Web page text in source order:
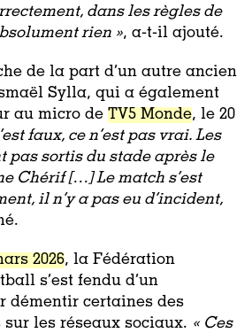
dans les règles de
rien », a-t-il ajouté.
de la part d’un autre ancien
Sylla, qui a également
au micro de TV5 Monde, le 20
faux, ce n’est pas vrai. Les
pas sortis du stade après le
Chérif […] Le match s’est
il n’y a pas eu d’incident,
2026, la Fédération
s’est fendu d’un
démentir certaines des
les réseaux sociaux. « Ces